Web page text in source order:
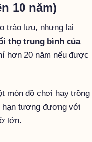
10 năm)
trào lưu, nhưng lại
thọ trung bình của
hơn 20 năm nếu được
món đồ chơi hay trồng
hạn tương đương với
lớn.